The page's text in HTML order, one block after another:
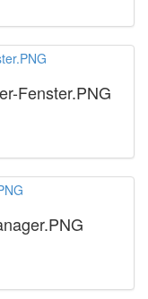
Fenster.PNG